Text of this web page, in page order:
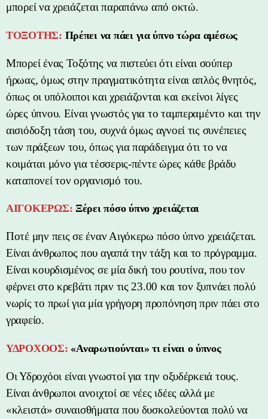
μπορεί να χρειάζεται παραπάνω από οκτώ.
ΤΟΞΟΤΗΣ: Πρέπει να πάει για ύπνο τώρα αμέσως
Μπορεί ένας Τοξότης να πιστεύει ότι είναι σούπερ
ήρωας, όμως στην πραγματικότητα είναι απλός θνητός,
όπως οι υπόλοιποι και χρειάζονται και εκείνοι λίγες
ώρες ύπνου. Είναι γνωστός για το ταμπεραμέντο και την
αισιόδοξη τάση του, συχνά όμως αγνοεί τις συνέπειες
των πράξεων του, όπως για παράδειγμα ότι το να
κοιμάται μόνο για τέσσερις-πέντε ώρες κάθε βράδυ
καταπονεί τον οργανισμό του.
ΑΙΓΟΚΕΡΩΣ:Ξέρει πόσο ύπνο χρειάζεται
Ποτέ μην πεις σε έναν Αιγόκερω πόσο ύπνο χρειάζεται.
Είναι άνθρωπος που αγαπά την τάξη και το πρόγραμμα.
Είναι κουρδισμένος σε μία δική του ρουτίνα, που τον
φέρνει στο κρεβάτι πριν τις 23.00 και τον ξυπνάει πολύ
νωρίς το πρωί για μία γρήγορη προπόνηση πριν πάει στο
γραφείο.
ΥΔΡΟΧΟΟΣ: «Αναρωτιούνται» τι είναι ο ύπνος
Οι Υδροχόοι είναι γνωστοί για την οξυδέρκειά τους.
Είναι άνθρωποι ανοιχτοί σε νέες ιδέες αλλά με
«κλειστά» συναισθήματα που δυσκολεύονται πολύ να